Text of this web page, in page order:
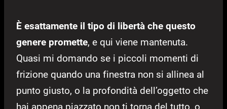
È esattamente il tipo di libertà che questo
genere promette, e qui viene mantenuta.
Quasi mi domando se i piccoli momenti di
frizione quando una finestra non si allinea al
punto giusto, o la profondità dell’oggetto che
hai appena piazzato non ti torna del tutto, o